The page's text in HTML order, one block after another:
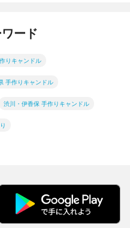
ード
りキャンドル
手作りキャンドル
渋川・伊香保 手作りキャンドル